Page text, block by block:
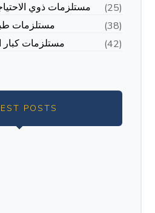
مستلزمات ذوي
(25)
مستلزمات
(38)
مستلزمات كبار
(42)
POSTS